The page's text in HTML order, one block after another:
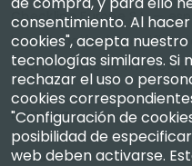
Checkline Europe S.L. —
la calibración, la
instrumentos de medición
Empresa
Mi Cuenta
consentimiento. Al
cookies", acepta nuestro
tecnologías similares. Si
rechazar el uso o
cookies
"Configuración de
posibilidad de
web deben activarse.